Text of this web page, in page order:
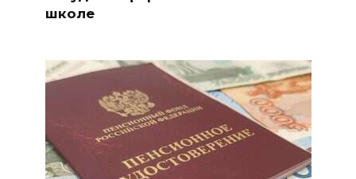
школе